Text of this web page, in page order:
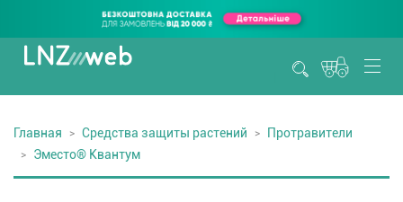
Главная Средства защиты растений
Протравители
Эместо® Квантум